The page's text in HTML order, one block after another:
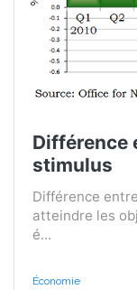
Différence
stimulus
Différence
atteindre les
é...
Économie